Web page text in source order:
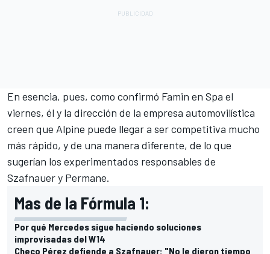
En esencia, pues, como confirmó Famin en Spa el
viernes, él y la dirección de la empresa automovilística
creen que Alpine puede llegar a ser competitiva mucho
más rápido, y de una manera diferente, de lo que
sugerían los experimentados responsables de
Szafnauer y Permane.
Mas de la Fórmula 1:
Por qué Mercedes sigue haciendo soluciones
improvisadas del W14
Checo Pérez defiende a Szafnauer: "No le dieron tiempo